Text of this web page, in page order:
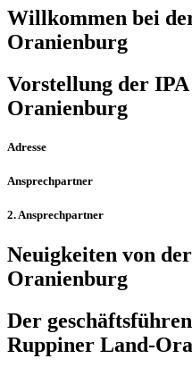
Willkommen bei
Oranienburg
Vorstellung der
Oranienburg
Adresse
Ansprechpartner
2. Ansprechpartner
Neuigkeiten von
Oranienburg
Der
Ruppiner Land-